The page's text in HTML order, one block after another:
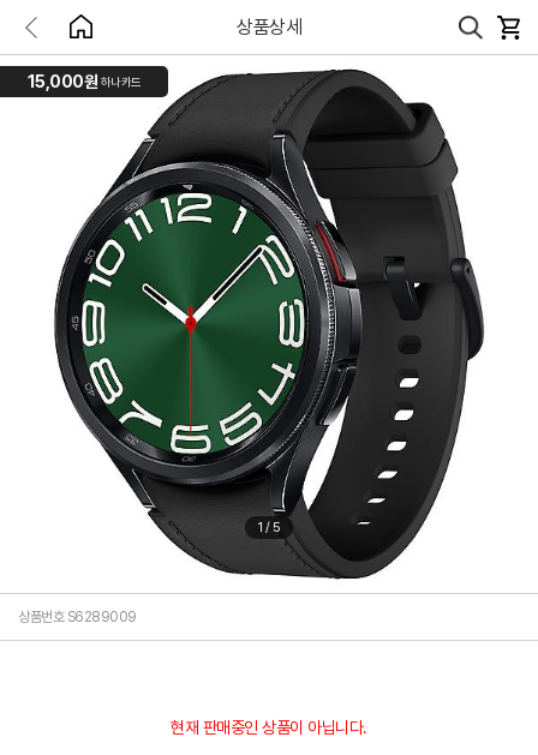
상품상세
15,000원 하나카드
1 /5
상품번호 S6289009
현재 판매중인 상품이 아닙니다.